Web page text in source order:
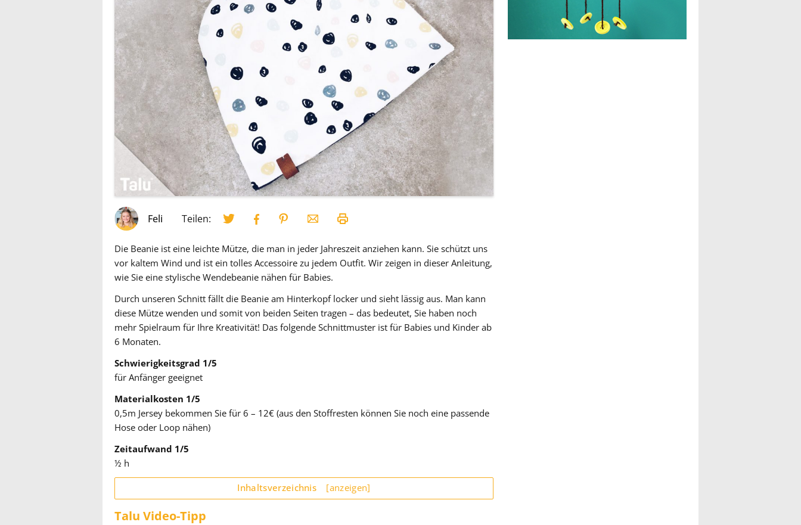
Feli Teilen:
Die Beanie ist eine leichte Mütze, die man in jeder Jahreszeit anziehen kann. Sie schützt uns
vor kaltem Wind und ist ein tolles Accessoire zu jedem Outfit. Wir zeigen in dieser Anleitung,
wie Sie eine stylische Wendebeanie nähen für Babies.
Durch unseren Schnitt fällt die Beanie am Hinterkopf locker und sieht lässig aus. Man kann
diese Mütze wenden und somit von beiden Seiten tragen – das bedeutet, Sie haben noch
mehr Spielraum für Ihre Kreativität! Das folgende Schnittmuster ist für Babies und Kinder ab
6 Monaten.
Schwierigkeitsgrad 1/5
für Anfänger geeignet
Materialkosten 1/5
0,5m Jersey bekommen Sie für 6 – 12€ (aus den Stoffresten können Sie noch eine passende
Hose oder Loop nähen)
Zeitaufwand 1/5
½ h
Inhaltsverzeichnis [anzeigen]
Talu Video-Tipp